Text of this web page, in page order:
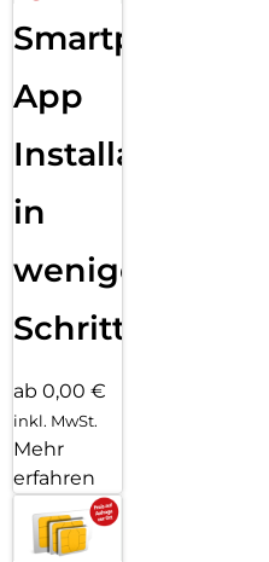
Sende eine Textnachricht, ruf
Podcasts und kontaktiere den
iPhone. Und jetzt bist du mit
Smartphone
App
Installation
in
wenigen
Schritten
ab 0,00 €
inkl. MwSt.
Mehr
erfahren